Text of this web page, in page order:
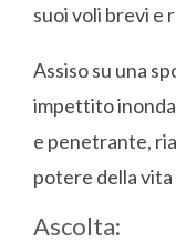
suoi voli brevi e
Assiso su una
impettito
e penetrante,
potere della
Ascolta: